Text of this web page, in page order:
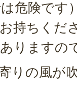
危険です
持ちくだ
りますの
りの風が